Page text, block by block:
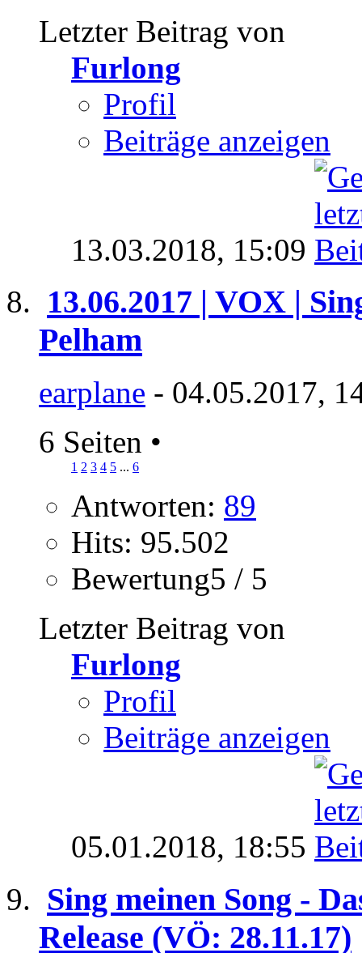
Letzter Beitrag von
Furlong
Profil
Beiträge anzeigen
13.03.2018, 15:09
13.06.2017 | VOX |
Pelham
earplane - 04.05.2017,
6 Seiten •
1 2 3 4 5 ... 6
Antworten: 89
Hits: 95.502
Bewertung5 / 5
Letzter Beitrag von
Furlong
Profil
Beiträge anzeigen
05.01.2018, 18:55
Sing meinen Song -
Release (VÖ: 28.11.17)